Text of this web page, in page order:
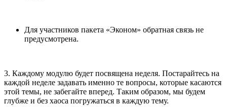
Для участников пакета «Эконом» обратная связь не
предусмотрена.
3. Каждому модулю будет посвящена неделя. Постарайтесь на
каждой неделе задавать именно те вопросы, которые касаются
этой темы, не забегайте вперед. Таким образом, мы будем
глубже и без хаоса погружаться в каждую тему.